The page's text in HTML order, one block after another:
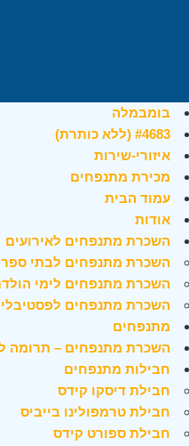
בומבמלה
#4683 (ללא כותרת)
איזורי-שירות
מכירת מתנפחים
עמוד הבית
אודות
השכרת מתנפחים לאירועים
השכרת מתנפחים לבתי ספר
השכרת מתנפחים לימי
השכרת מתנפחים
מתנפחים
השכרת מתנפחים – תרומה
חבילות מתנפחים
חבילת דיסקו קידס
חבילת טרמפולינו בייביס
חבילת ספורט קידס